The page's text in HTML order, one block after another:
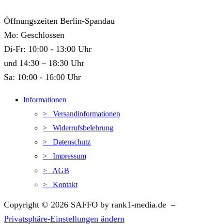
Öffnungszeiten Berlin-Spandau
Mo: Geschlossen
Di-Fr: 10:00 - 13:00 Uhr
und 14:30 – 18:30 Uhr
Sa: 10:00 - 16:00 Uhr
Informationen
> Versandinformationen
> Widerrufsbelehrung
> Datenschutz
> Impressum
> AGB
> Kontakt
Copyright © 2026 SAFFO by rank1-media.de –
Privatsphäre-Einstellungen ändern